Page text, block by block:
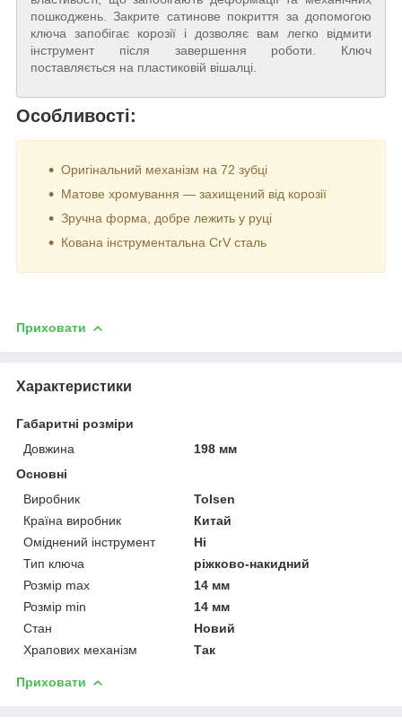
пошкоджень. Закрите сатинове покриття за допомогою
ключа запобігає корозії і дозволяє вам легко відмити
інструмент після завершення роботи. Ключ
поставляється на пластиковій вішалці.
Особливості:
Оригінальний механізм на 72 зубці
Матове хромування — захищений від корозії
Зручна форма, добре лежить у руці
Кована інструментальна CrV сталь
Приховати
Характеристики
Габаритні розміри
Довжина
198 мм
Основні
Виробник
Tolsen
Країна виробник
Китай
Оміднений інструмент
Ні
Тип ключа
ріжково-накидний
Розмір max
14 мм
Розмір min
14 мм
Стан
Новий
Храпових механізм
Так
Приховати